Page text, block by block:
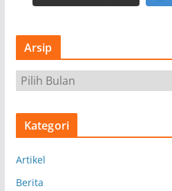
Arsip
r
s
Kategori
Artikel
Berita